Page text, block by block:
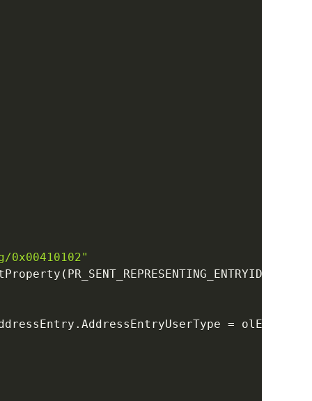
( PR_SENT_REPRESENTING_ENTRYID
. AddressEntryUserType =